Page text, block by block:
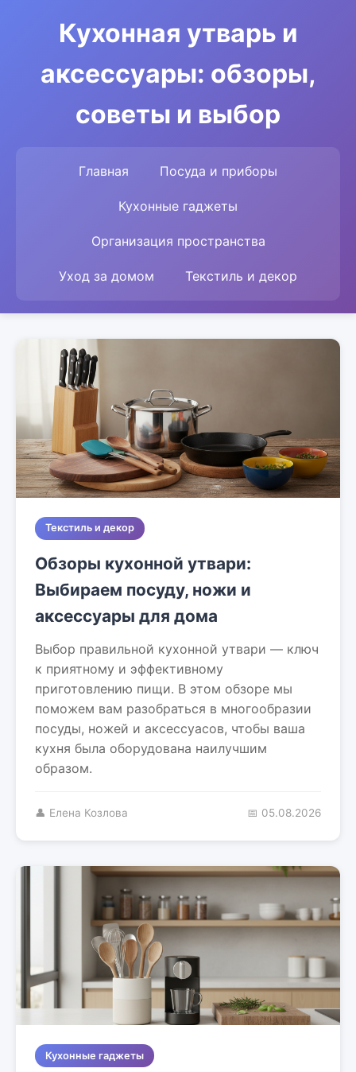
Кухонная утварь и
аксессуары: обзоры,
советы и выбор
Главная Посуда и приборы
Кухонные гаджеты
Организация пространства
Уход за домом Текстиль и декор
Текстиль и декор
Обзоры кухонной утвари:
Выбираем посуду, ножи и
аксессуары для дома
Выбор правильной кухонной утвари — ключ
к приятному и эффективному
приготовлению пищи. В этом обзоре мы
поможем вам разобраться в многообразии
посуды, ножей и аксессуасов, чтобы ваша
кухня была оборудована наилучшим
образом.
👤 Елена Козлова 📅 05.08.2026
Кухонные гаджеты